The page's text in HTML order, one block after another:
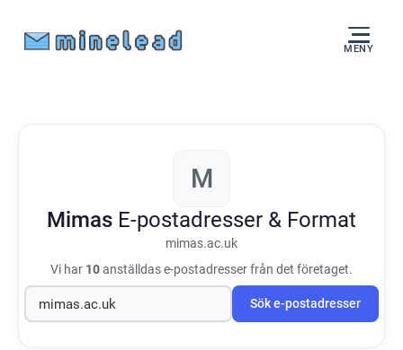
MENY
M
Mimas E-postadresser & Format
mimas.ac.uk
Vi har 10anställdas e-postadresser från det företaget.
Sök e-postadresser